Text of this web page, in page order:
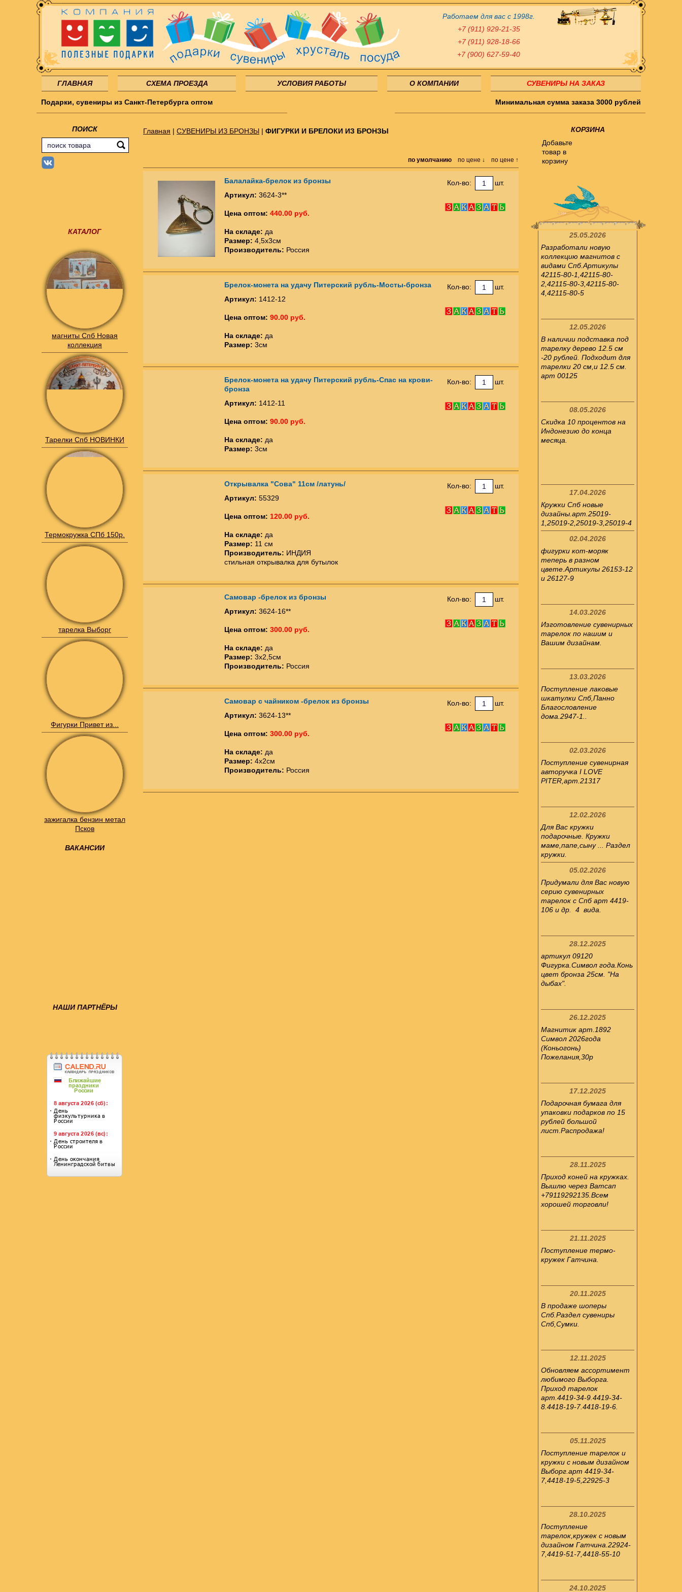
Работаем для вас с 1998г.
+7 (911) 929-21-35
+7 (911) 928-18-66
+7 (900) 627-59-40
ГЛАВНАЯ СХЕМА ПРОЕЗДА УСЛОВИЯ РАБОТЫ О КОМПАНИИ СУВЕНИРЫ НА ЗАКАЗ
Подарки, сувениры из Санкт-Петербурга оптом Минимальная сумма заказа 3000 рублей
КОРЗИНА
Добавьте
товар в
корзину
25.05.2026
Разработали новую
коллекцию магнитов с
видами Спб.Артикулы
42115-80-1,42115-80-
2,42115-80-3,42115-80-
4,42115-80-5
12.05.2026
В наличии подставка под
тарелку дерево 12.5 см
-20 рублей. Подходит для
тарелки 20 см,и 12.5 см.
арт 00125
08.05.2026
Скидка 10 процентов на
Индонезию до конца
месяца.
17.04.2026
Кружки Спб новые
дизайны.арт.25019-
1,25019-2,25019-3,25019-4
02.04.2026
фигурки кот-моряк
теперь в разном
цвете.Артикулы 26153-12
и 26127-9
14.03.2026
Изготовление сувенирных
тарелок по нашим и
Вашим дизайнам.
13.03.2026
Поступление лаковые
шкатулки Спб,Панно
Благословление
дома.2947-1..
02.03.2026
Поступление сувенирная
авторучка I LOVE
PITER,арт.21317
12.02.2026
Для Вас кружки
подарочные. Кружки
маме,папе,сыну ... Раздел
кружки.
05.02.2026
Придумали для Вас новую
серию сувенирных
тарелок с Спб арт 4419-
106 и др. 4 вида.
28.12.2025
артикул 09120
Фигурка.Символ года.Конь
цвет бронза 25см. "На
дыбах".
26.12.2025
Магнитик арт.1892
Символ 2026года
(Коньогонь)
Пожелания,30р
17.12.2025
Подарочная бумага для
упаковки подарков по 15
рублей большой
лист.Распродажа!
28.11.2025
Приход коней на кружках.
Вышлю через Ватсап
+79119292135.Всем
хорошей торговли!
21.11.2025
Поступление термо-
кружек Гатчина.
20.11.2025
В продаже шоперы
Спб.Раздел сувениры
Спб,Сумки.
12.11.2025
Обновляем ассортимент
любимого Выборга.
Приход тарелок
арт.4419-34-9.4419-34-
8.4418-19-7.4418-19-6.
05.11.2025
Поступление тарелок и
кружки с новым дизайном
Выборг.арт 4419-34-
7,4418-19-5,22925-3
28.10.2025
Поступление
тарелок,кружек с новым
дизайном Гатчина.22924-
7,4419-51-7,4418-55-10
24.10.2025
Главная | СУВЕНИРЫ ИЗ БРОНЗЫ | ФИГУРКИ И БРЕЛОКИ ИЗ БРОНЗЫ
по умолчанию по цене ↓ по цене ↑
Балалайка-брелок из бронзы
Артикул: 3624-3**
Цена оптом: 440.00 руб.
На складе: да
Размер: 4,5х3см
Производитель: Россия
Кол-во: шт.
Брелок-монета на удачу Питерский рубль-Мосты-бронза
Артикул: 1412-12
Цена оптом: 90.00 руб.
На складе: да
Размер: 3см
Кол-во: шт.
Брелок-монета на удачу Питерский рубль-Спас на крови-
бронза
Артикул: 1412-11
Цена оптом: 90.00 руб.
На складе: да
Размер: 3см
Кол-во: шт.
Открывалка "Сова" 11см /латунь/
Артикул: 55329
Цена оптом: 120.00 руб.
На складе: да
Размер: 11 см
Производитель: ИНДИЯ
стильная открывалка для бутылок
Кол-во: шт.
Самовар -брелок из бронзы
Артикул: 3624-16**
Цена оптом: 300.00 руб.
На складе: да
Размер: 3х2,5см
Производитель: Россия
Кол-во: шт.
Самовар с чайником -брелок из бронзы
Артикул: 3624-13**
Цена оптом: 300.00 руб.
На складе: да
Размер: 4х2см
Производитель: Россия
Кол-во: шт.
ПОИСК
КАТАЛОГ
магниты Спб Новая
коллекция
Тарелки Спб НОВИНКИ
Термокружка СПб 150р.
тарелка Выборг
Фигурки Привет из...
зажигалка бензин метал
Псков
ВАКАНСИИ
НАШИ ПАРТНЁРЫ